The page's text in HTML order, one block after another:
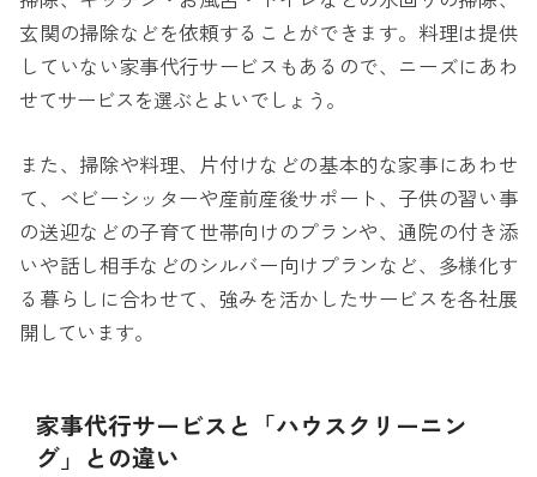
玄関の掃除などを依頼することができます。料理は提供
していない家事代行サービスもあるので、ニーズにあわ
せてサービスを選ぶとよいでしょう。
また、掃除や料理、片付けなどの基本的な家事にあわせ
て、ベビーシッターや産前産後サポート、子供の習い事
の送迎などの子育て世帯向けのプランや、通院の付き添
いや話し相手などのシルバー向けプランなど、多様化す
る暮らしに合わせて、強みを活かしたサービスを各社展
開しています。
家事代行サービスと「ハウスクリーニン
グ」との違い